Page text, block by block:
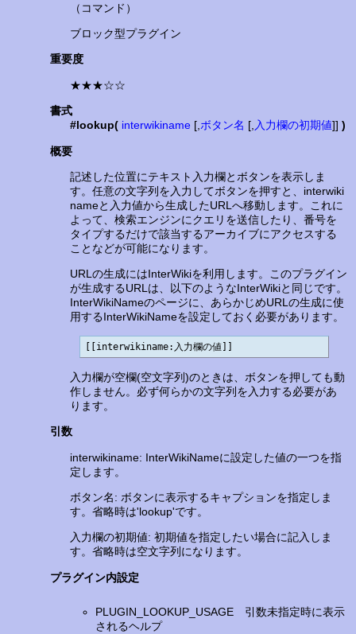
（コマンド）
ブロック型プラグイン
重要度
★★★☆☆
書式
#lookup( interwikiname [,ボタン名 [,入力欄の初期値]])
概要
記述した位置にテキスト入力欄とボタンを表示しま
す。任意の文字列を入力してボタンを押すと、interwiki
nameと入力値から生成したURLへ移動します。これに
よって、検索エンジンにクエリを送信したり、番号を
タイプするだけで該当するアーカイブにアクセスする
ことなどが可能になります。
URLの生成にはInterWikiを利用します。このプラグイン
が生成するURLは、以下のようなInterWikiと同じです。
InterWikiNameのページに、あらかじめURLの生成に使
用するInterWikiNameを設定しておく必要があります。
[[interwikiname:入力欄の値]]
入力欄が空欄(空文字列)のときは、ボタンを押しても動
作しません。必ず何らかの文字列を入力する必要があ
ります。
引数
interwikiname: InterWikiNameに設定した値の一つを指
定します。
ボタン名: ボタンに表示するキャプションを指定しま
す。省略時は'lookup'です。
入力欄の初期値: 初期値を指定したい場合に記入しま
す。省略時は空文字列になります。
プラグイン内設定
PLUGIN_LOOKUP_USAGE 引数未指定時に表示
されるヘルプ